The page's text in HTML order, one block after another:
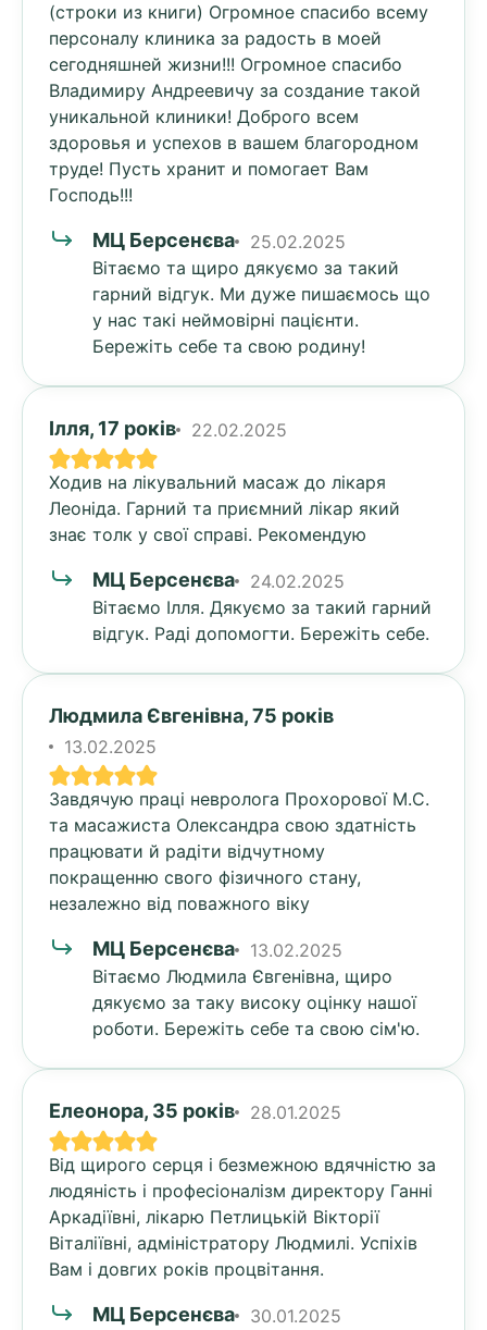
(строки из книги) Огромное спасибо всему
персоналу клиника за радость в моей
сегодняшней жизни!!! Огромное спасибо
Владимиру Андреевичу за создание такой
уникальной клиники! Доброго всем
здоровья и успехов в вашем благородном
труде! Пусть хранит и помогает Вам
Господь!!!
МЦ Берсенєва
25.02.2025
Вітаємо та щиро дякуємо за такий
гарний відгук. Ми дуже пишаємось що
у нас такі неймовірні пацієнти.
Бережіть себе та свою родину!
Ілля, 17 років 22.02.2025
Ходив на лікувальний масаж до лікаря
Леоніда. Гарний та приємний лікар який
знає толк у свої справі. Рекомендую
МЦ Берсенєва
24.02.2025
Вітаємо Ілля. Дякуємо за такий гарний
відгук. Раді допомогти. Бережіть себе.
Людмила Євгенівна, 75 років
13.02.2025
Завдячую праці невролога Прохорової М.С.
та масажиста Олександра свою здатність
працювати й радіти відчутному
покращенню свого фізичного стану,
незалежно від поважного віку
МЦ Берсенєва
13.02.2025
Вітаємо Людмила Євгенівна, щиро
дякуємо за таку високу оцінку нашої
роботи. Бережіть себе та свою сім'ю.
Елеонора, 35 років 28.01.2025
Від щирого серця і безмежною вдячністю за
людяність і професіоналізм директору Ганні
Аркадіївні, лікарю Петлицькій Вікторії
Віталіївні, адміністратору Людмилі. Успіхів
Вам і довгих років процвітання.
МЦ Берсенєва 30.01.2025